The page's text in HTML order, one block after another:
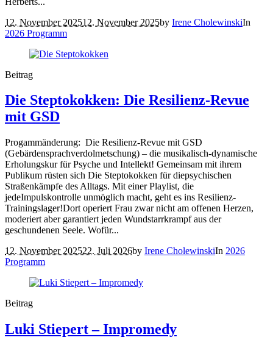
12. November 202512. November 2025by Irene CholewinskiIn
2026 Programm
Beitrag
Die Steptokokken: Die Resilienz-Revue
mit GSD
Progammänderung: Die Resilienz-Revue mit GSD
(Gebärdensprachverdolmetschung) – die musikalisch-dynamische
Erholungskur für Psyche und Intellekt! Gemeinsam mit ihrem
Publikum rüsten sich Die Steptokokken für diepsychischen
Straßenkämpfe des Alltags. Mit einer Playlist, die
jedeImpulskontrolle unmöglich macht, geht es ins Resilienz-
Trainingslager!Dort operiert Frau zwar nicht am offenen Herzen,
moderiert aber garantiert jeden Wundstarrkrampf aus der
geschundenen Seele. Wofür...
12. November 202522. Juli 2026by Irene CholewinskiIn 2026
Programm
Beitrag
Luki Stiepert – Impromedy